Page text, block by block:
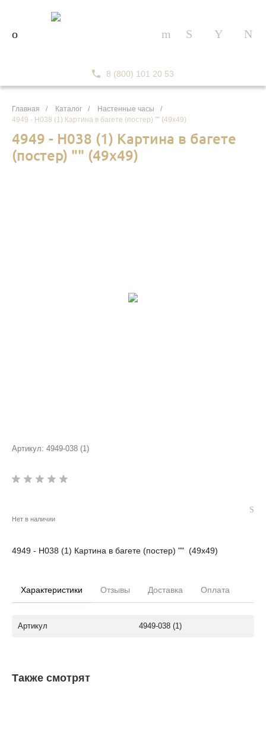
8 (800) 101 20 53
Главная / Каталог / Настенные часы
/
4949 - Н038 (1) Картина в багете (постер) "" (49х49)
4949 - Н038 (1) Картина в багете
(постер) "" (49х49)
Артикул: 4949-038 (1)
Нет в наличии
4949 - Н038 (1) Картина в багете (постер) "" (49х49)
Характеристики Отзывы Доставка Оплата
Артикул 4949-038 (1)
Также смотрят